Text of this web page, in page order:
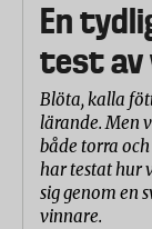
En
test av
Blöta, kalla
lärande. Men
både torra
har testat hur
sig genom en
vinnare.